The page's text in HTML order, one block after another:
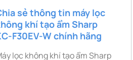
sẻ thông tin máy lọc
khí tạo ẩm Sharp
F30EV-W chính hãng
lọc không khí tạo ẩm Sharp